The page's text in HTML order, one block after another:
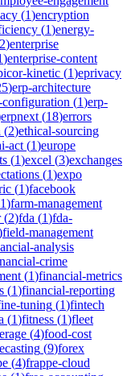
(1)encryption
(1)energy-
2)enterprise
)enterprise-content
kinetic (1)eprivacy
)erp-architecture
configuration (1)erp-
erpnext (18)errors
(2)ethical-sourcing
act (1)europe
(1)excel (3)exchanges
(1)expo
(1)facebook
1)farm-management
(2)fda (1)fda-
field-management
analysis
crime
(1)financial-metrics
(1)financial-reporting
tuning (1)fintech
(1)fitness (1)fleet
(4)food-cost
(9)forex
(4)frappe-cloud